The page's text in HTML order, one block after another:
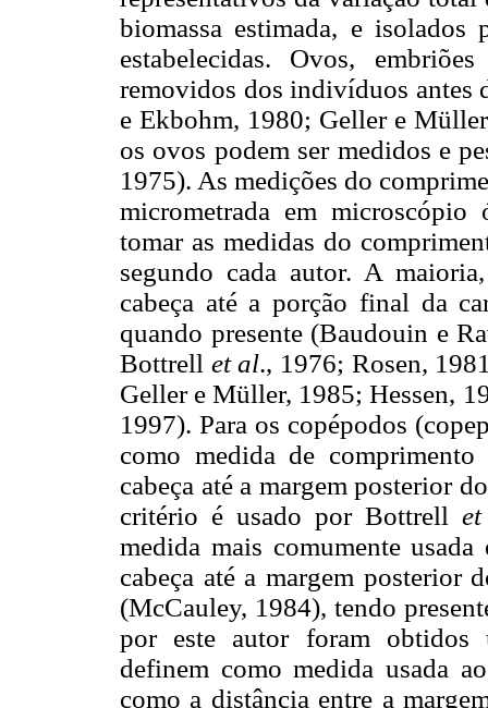
biomassa estimada, e isolados
estabelecidas. Ovos,
removidos dos indivíduos antes
e Ekbohm, 1980; Geller e
os ovos podem ser medidos e
1975). As medições do
micrometrada em
tomar as medidas do
segundo cada autor. A
cabeça até a porção final da
quando presente (Baudouin e
Bottrell et al., 1976; Rosen,
Geller e Müller, 1985; Hessen,
1997). Para os copépodos
como medida de
cabeça até a margem posterior
critério é usado por Bottrell
medida mais comumente
cabeça até a margem posterior
(McCauley, 1984), tendo
por este autor foram obtidos
definem como medida usada
como a distância entre a